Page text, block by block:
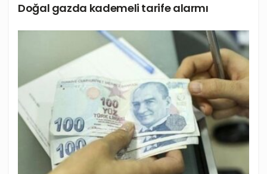
Doğal gazda kademeli tarife alarmı